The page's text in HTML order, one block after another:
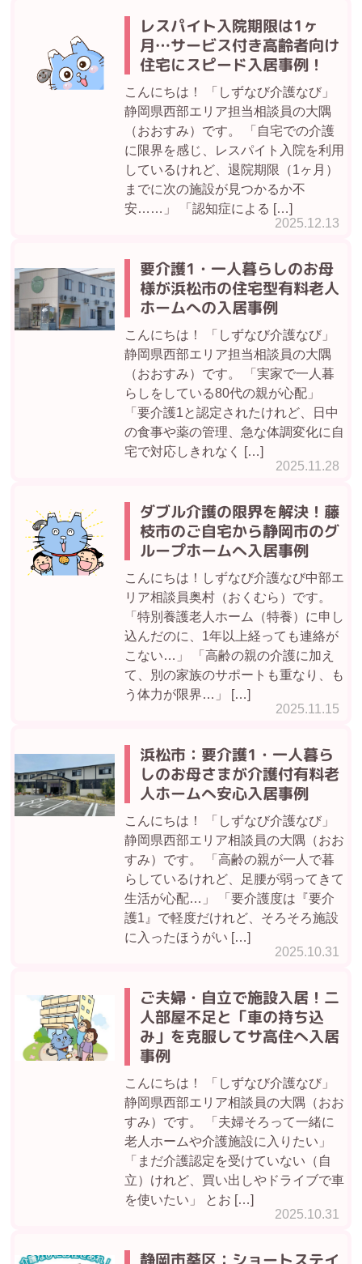
レスパイト入院期限は1ヶ
月…サービス付き高齢者向け
住宅にスピード入居事例！
2025.12.13
こんにちは！ 「しずなび介護なび」
静岡県西部エリア担当相談員の大隅
（おおすみ）です。 「自宅での介護
に限界を感じ、レスパイト入院を利用
しているけれど、退院期限（1ヶ月）
までに次の施設が見つかるか不
安……」 「認知症による […]
要介護1・一人暮らしのお母
様が浜松市の住宅型有料老人
ホームへの入居事例
2025.11.28
こんにちは！ 「しずなび介護なび」
静岡県西部エリア担当相談員の大隅
（おおすみ）です。 「実家で一人暮
らしをしている80代の親が心配」
「要介護1と認定されたけれど、日中
の食事や薬の管理、急な体調変化に自
宅で対応しきれなく […]
ダブル介護の限界を解決！藤
枝市のご自宅から静岡市のグ
ループホームへ入居事例
2025.11.15
こんにちは！しずなび介護なび中部エ
リア相談員奥村（おくむら）です。
「特別養護老人ホーム（特養）に申し
込んだのに、1年以上経っても連絡が
こない…」 「高齢の親の介護に加え
て、別の家族のサポートも重なり、も
う体力が限界…」 […]
浜松市：要介護1・一人暮ら
しのお母さまが介護付有料老
人ホームへ安心入居事例
2025.10.31
こんにちは！ 「しずなび介護なび」
静岡県西部エリア相談員の大隅（おお
すみ）です。 「高齢の親が一人で暮
らしているけれど、足腰が弱ってきて
生活が心配…」 「要介護度は『要介
護1』で軽度だけれど、そろそろ施設
に入ったほうがい […]
ご夫婦・自立で施設入居！二
人部屋不足と「車の持ち込
み」を克服してサ高住へ入居
事例
2025.10.31
こんにちは！ 「しずなび介護なび」
静岡県西部エリア相談員の大隅（おお
すみ）です。 「夫婦そろって一緒に
老人ホームや介護施設に入りたい」
「まだ介護認定を受けていない（自
立）けれど、買い出しやドライブで車
を使いたい」 とお […]
静岡市葵区：ショートステイ